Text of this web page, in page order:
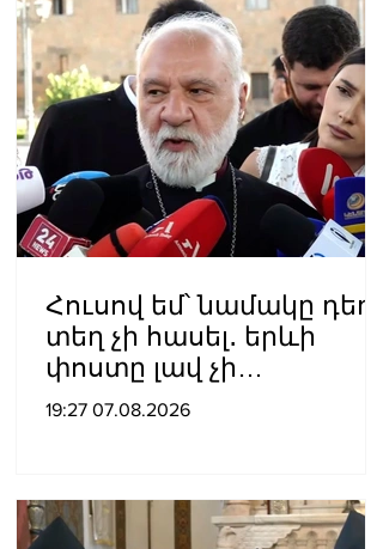
Հուսով եմ՝ նամակը դեռ
տեղ չի հասել․ երևի
փոստը լավ չի
աշխատում․ Նաթան
պատրիարքի լռության
մասին
19:27 07.08.2026